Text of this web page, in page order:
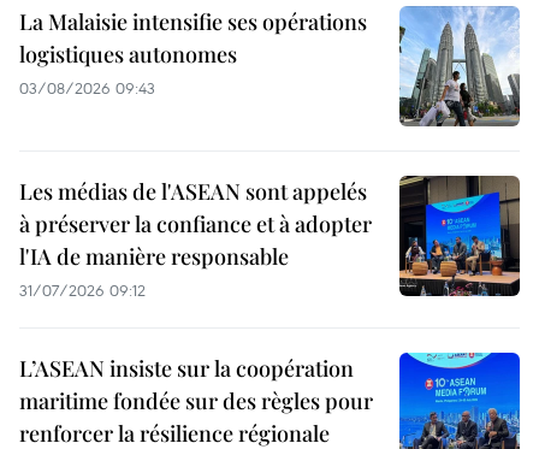
La Malaisie intensifie ses opérations
logistiques autonomes
03/08/2026 09:43
Les médias de l'ASEAN sont appelés
à préserver la confiance et à adopter
l'IA de manière responsable
31/07/2026 09:12
L’ASEAN insiste sur la coopération
maritime fondée sur des règles pour
renforcer la résilience régionale